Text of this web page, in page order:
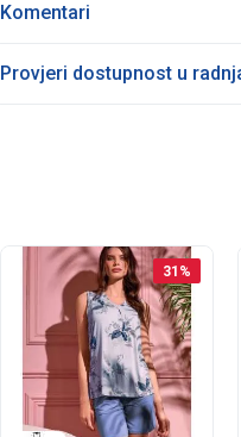
Komentari
Provjeri dostupnost u
31 %